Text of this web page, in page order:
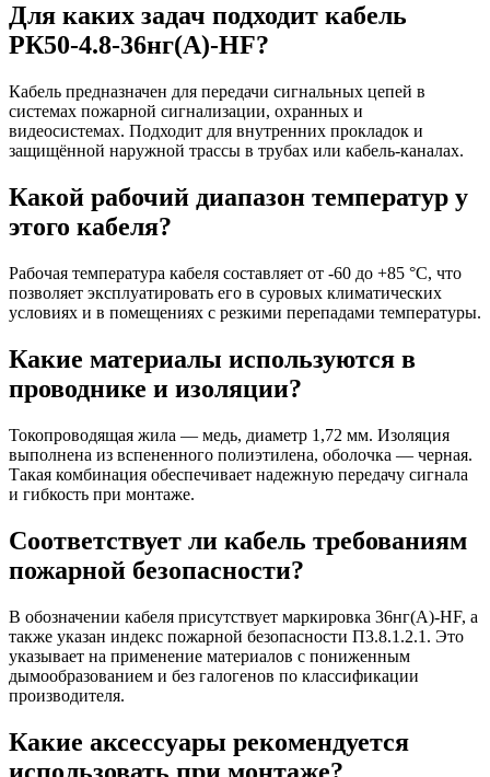
Для каких задач подходит кабель
РК50-4.8-36нг(A)-HF?
Кабель предназначен для передачи сигнальных цепей в
системах пожарной сигнализации, охранных и
видеосистемах. Подходит для внутренних прокладок и
защищённой наружной трассы в трубах или кабель-каналах.
Какой рабочий диапазон температур у
этого кабеля?
Рабочая температура кабеля составляет от -60 до +85 °C, что
позволяет эксплуатировать его в суровых климатических
условиях и в помещениях с резкими перепадами температуры.
Какие материалы используются в
проводнике и изоляции?
Токопроводящая жила — медь, диаметр 1,72 мм. Изоляция
выполнена из вспененного полиэтилена, оболочка — черная.
Такая комбинация обеспечивает надежную передачу сигнала
и гибкость при монтаже.
Соответствует ли кабель требованиям
пожарной безопасности?
В обозначении кабеля присутствует маркировка 36нг(A)-HF, а
также указан индекс пожарной безопасности П3.8.1.2.1. Это
указывает на применение материалов с пониженным
дымообразованием и без галогенов по классификации
производителя.
Какие аксессуары рекомендуется
использовать при монтаже?